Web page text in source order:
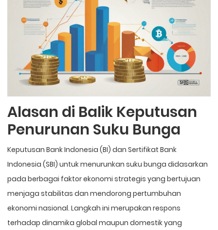
Alasan di Balik Keputusan
Penurunan Suku Bunga
Keputusan Bank Indonesia (BI) dan Sertifikat Bank
Indonesia (SBI) untuk menurunkan suku bunga didasarkan
pada berbagai faktor ekonomi strategis yang bertujuan
menjaga stabilitas dan mendorong pertumbuhan
ekonomi nasional. Langkah ini merupakan respons
terhadap dinamika global maupun domestik yang